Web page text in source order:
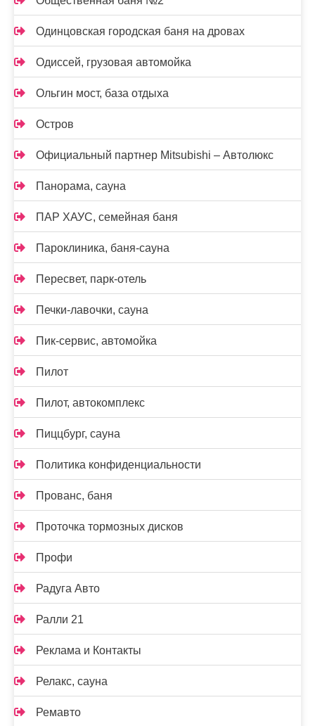
Одинцовская городская баня на дровах
Одиссей, грузовая автомойка
Ольгин мост, база отдыха
Остров
Официальный партнер Mitsubishi – Автолюкс
Панорама, сауна
ПАР ХАУС, семейная баня
Пароклиника, баня-сауна
Пересвет, парк-отель
Печки-лавочки, сауна
Пик-сервис, автомойка
Пилот
Пилот, автокомплекс
Пиццбург, сауна
Политика конфиденциальности
Прованс, баня
Проточка тормозных дисков
Профи
Радуга Авто
Ралли 21
Реклама и Контакты
Релакс, сауна
Ремавто